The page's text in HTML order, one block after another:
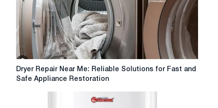
Dryer
Repair
Dryer Repair Near Me: Reliable Solutions for Fast and
Safe Appliance Restoration